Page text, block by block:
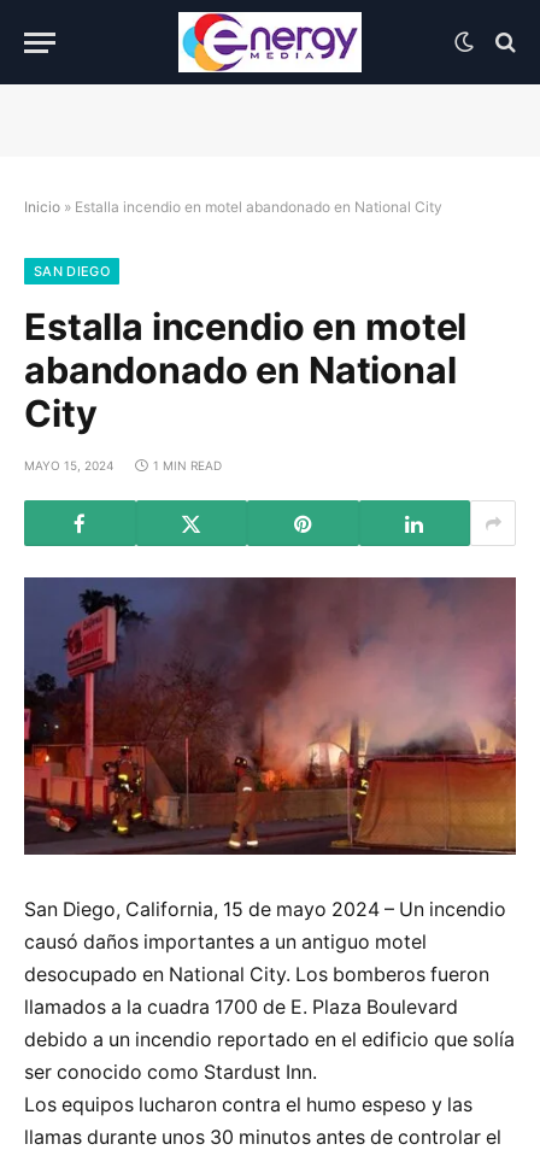
Inicio » Estalla incendio en motel abandonado en National City
SAN DIEGO
Estalla incendio en motel
abandonado en National
City
MAYO 15, 2024 1 MIN READ
San Diego, California, 15 de mayo 2024 – Un incendio
causó daños importantes a un antiguo motel
desocupado en National City. Los bomberos fueron
llamados a la cuadra 1700 de E. Plaza Boulevard
debido a un incendio reportado en el edificio que solía
ser conocido como Stardust Inn.
Los equipos lucharon contra el humo espeso y las
llamas durante unos 30 minutos antes de controlar el